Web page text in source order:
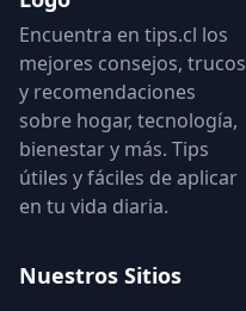
Encuentra en tips.cl los
mejores consejos, trucos
y recomendaciones
sobre hogar, tecnología,
bienestar y más. Tips
útiles y fáciles de aplicar
en tu vida diaria.
Nuestros Sitios